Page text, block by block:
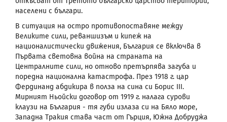
населени с българи.
В ситуация на остро противопоставяне между
Великите сили, реваншизъм и кипеж на
националистически движения, България се включва в
Първата световна война на страната на
Централните сили, но отново претърпява загуба и
поредна национална катастрофа. През 1918 г. цар
Фердинанд абдикира в полза на сина си Борис III.
Мирният Ньойски договор от 1919 г. налага сурови
клаузи на България - тя губи излаза си на Бяло море,
Западна Тракия става част от Гърция, Южна Добруджа